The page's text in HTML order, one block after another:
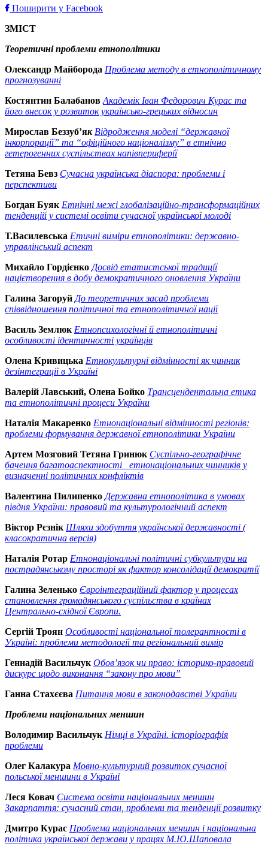
Поширити у Facebook
ЗМІСТ
Теоретичні проблеми етнополітики
Олександр Майборода Проблема методу в етнополітичному
прогнозуванні
Костянтин Балабанов Академік Іван Федорович Курас та
його внесок у розвиток українсько-грецьких відносин
Мирослав Беззуб’як Відродження моделі “державної
інкорпорації” та “офіційного націоналізму” в етнічно
гетерогенних суспільствах напівпериферії
Тетяна Бевз Сучасна українська діаспора: проблеми і
перспективи
Богдан Буяк Етнічні межі глобалізаційно-трансформаційних
тенденцій у системі освіти сучасної української молоді
Т.Василевська Етичні виміри етнополітики: державно-
управлінський аспект
Михайло Гордієнко Досвід етатистської традиції
націєтворення в добу демократичного оновлення України
Галина Загоруй До теоретичних засад проблеми
співвідношення політичної та етнополітичної нації
Василь Землюк Етнопсихологічні й етнополітичні
особливості ідентичності українців
Олена Кривицька Етнокультурні відмінності як чинник
дезінтеграції в Україні
Валерій Лавський, Олена Бойко Трансцендентальна етика
та етнополітичні процеси України
Наталія Макаренко Етнонаціональні відмінності регіонів:
проблеми формування державної етнополітики України
Артем Мозговий Тетяна Гринюк Суспільно-географічне
бачення багатоаспектності етнонаціональних чинників у
визначенні політичних конфліктів
Валентина Пилипенко Державна етнополітика в умовах
півдня України: правовий та культурологічний аспект
Віктор Рєзнік Шляхи здобуття української державності (
класократична версія)
Наталія Ротар Етнонаціональні політичні субкультури на
пострадянському просторі як фактор консолідації демократії
Галина Зеленько Євроінтеграційний фактор у процесах
становлення громадянського суспільства в країнах
Центрально-східної Європи.
Сергій Троян Особливості національної толерантності в
Україні: проблеми методології та регіональний вимір
Геннадій Васильчук Обов’язок чи право: історико-правовий
дискурс щодо виконання “закону про мови”
Ганна Стахєєва Питання мови в законодавстві України
Проблеми національних меншин
Володимир Васильчук Німці в Україні. історіографія
проблеми
Олег Калакура Мовно-культурний розвиток сучасної
польської меншини в Україні
Леся Ковач Система освіти національних меншин
Закарпаття: сучасний стан, проблеми та тенденції розвитку
Дмитро Курас Проблема національних меншин і національна
політика української держави у працях М.Ю.Шаповала